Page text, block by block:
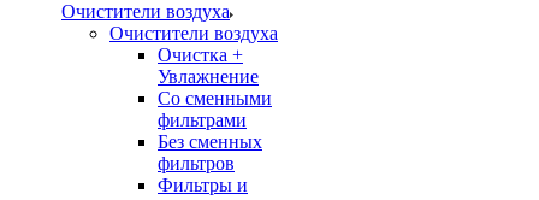
Очистители воздуха
Очистители воздуха
Очистка +
Увлажнение
Cо сменными
фильтрами
Без сменных
фильтров
Фильтры и